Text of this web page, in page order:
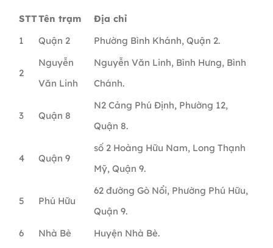
STTTên trạm
Địa chỉ
1
Quận 2 Phường Bình Khánh, Quận 2.
2
Nguyễn
Văn Linh
Nguyễn Văn Linh, Bình Hưng, Bình
Chánh.
3 Quận 8
N2 Cảng Phú Định, Phường 12,
Quận 8.
4 Quận 9
số 2 Hoàng Hữu Nam, Long Thạnh
Mỹ, Quận 9.
5 Phú Hữu
62 đường Gò Nổi, Phường Phú Hữu,
Quận 9.
6
Nhà Bè Huyện Nhà Bè.